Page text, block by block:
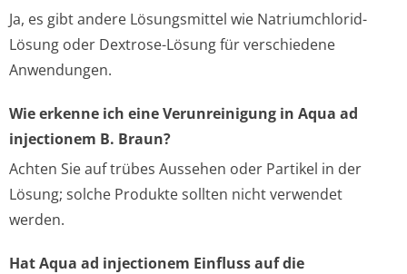
Ja, es gibt andere Lösungsmittel wie Natriumchlorid-
Lösung oder Dextrose-Lösung für verschiedene
Anwendungen.
Wie erkenne ich eine Verunreinigung in Aqua ad
injectionem B. Braun?
Achten Sie auf trübes Aussehen oder Partikel in der
Lösung; solche Produkte sollten nicht verwendet
werden.
Hat Aqua ad injectionem Einfluss auf die